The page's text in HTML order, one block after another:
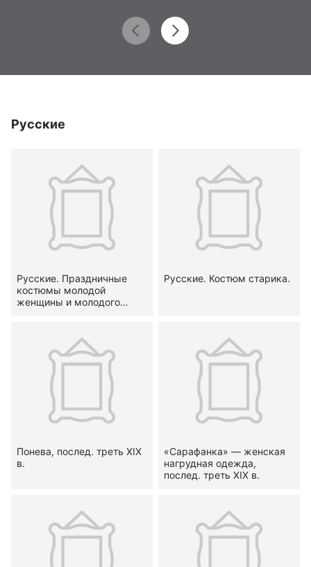
Русские
Русские. Праздничные
костюмы молодой
женщины и молодого
Русские. Костюм старика.
Понева, послед. треть XIX
в.
«Сарафанка» — женская
нагрудная одежда,
послед. треть XIX в.